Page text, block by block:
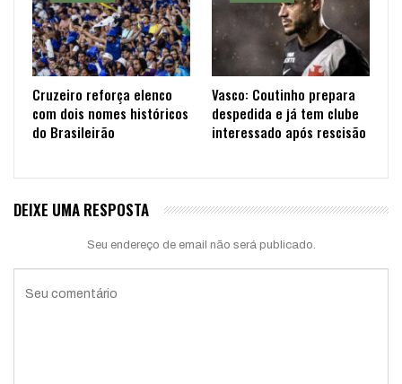
Cruzeiro reforça elenco
com dois nomes históricos
do Brasileirão
Vasco: Coutinho prepara
despedida e já tem clube
interessado após rescisão
DEIXE UMA RESPOSTA
Seu endereço de email não será publicado.